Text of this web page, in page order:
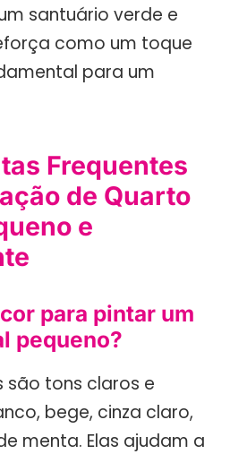
santuário verde e
como um toque
para um
Frequentes
de Quarto
e
para pintar um
pequeno?
são tons claros e
bege, cinza claro,
menta. Elas ajudam a